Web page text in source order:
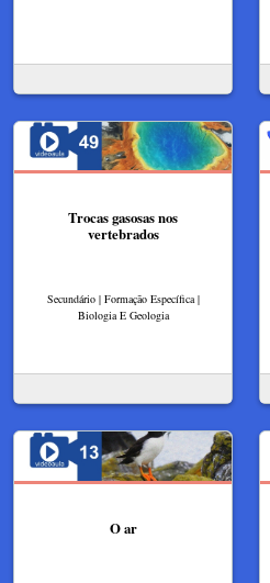
Trocas gasosas nos
vertebrados
Secundário | Formação Específica |
Biologia E Geologia
O ar